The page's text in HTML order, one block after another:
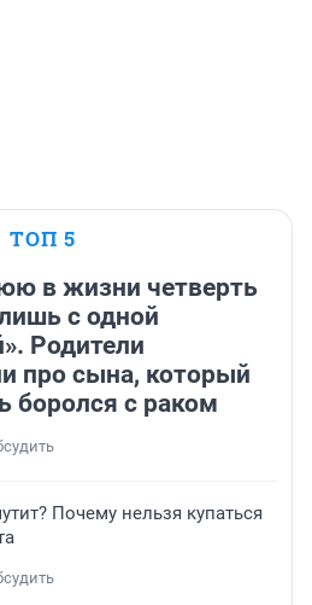
ТОП 5
в жизни четверть
с одной
Родители
про сына, который
боролся с раком
Почему нельзя купаться